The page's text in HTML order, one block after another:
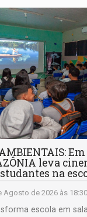
leva
na
Agosto de 2026 às 18:30
escola em